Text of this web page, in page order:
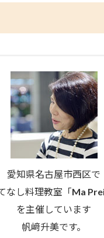
愛知県名古屋市西区で
なし料理教室「Ma
を主催しています
帆﨑升美です。